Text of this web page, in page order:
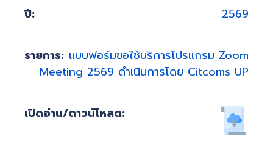
2569
แบบฟอร์มขอใช้บริการโปรแกรม Zoom
Meeting 2569 ดำเนินการโดย Citcoms UP